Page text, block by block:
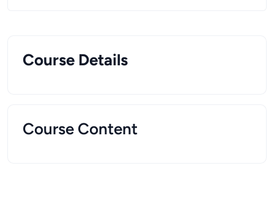
Course Details
Course Content